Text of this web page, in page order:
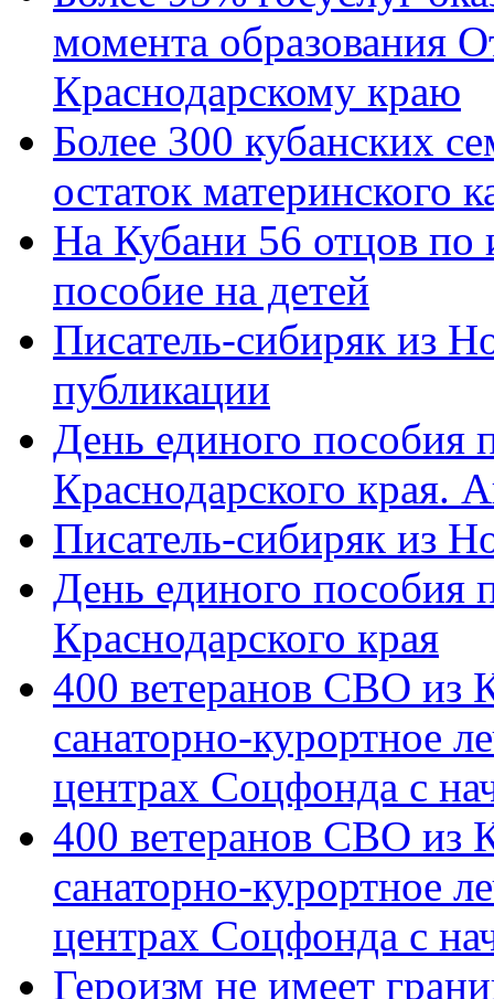
момента образования
Краснодарскому краю
Более 300 кубанских
остаток материнского
На Кубани 56 отцов по
пособие на детей
Писатель-сибиряк из
публикации
День единого пособия
Краснодарского края.
Писатель-сибиряк из
День единого пособия
Краснодарского края
400 ветеранов СВО из
санаторно-курортное
центрах Соцфонда с
400 ветеранов СВО из
санаторно-курортное
центрах Соцфонда с
Героизм не имеет